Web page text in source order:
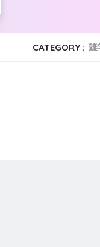
CATEGORY : 雑